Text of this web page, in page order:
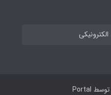
الکترونیکی
Portal